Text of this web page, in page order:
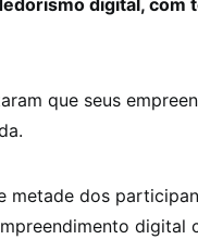
digital, com
que seus
metade dos
digital